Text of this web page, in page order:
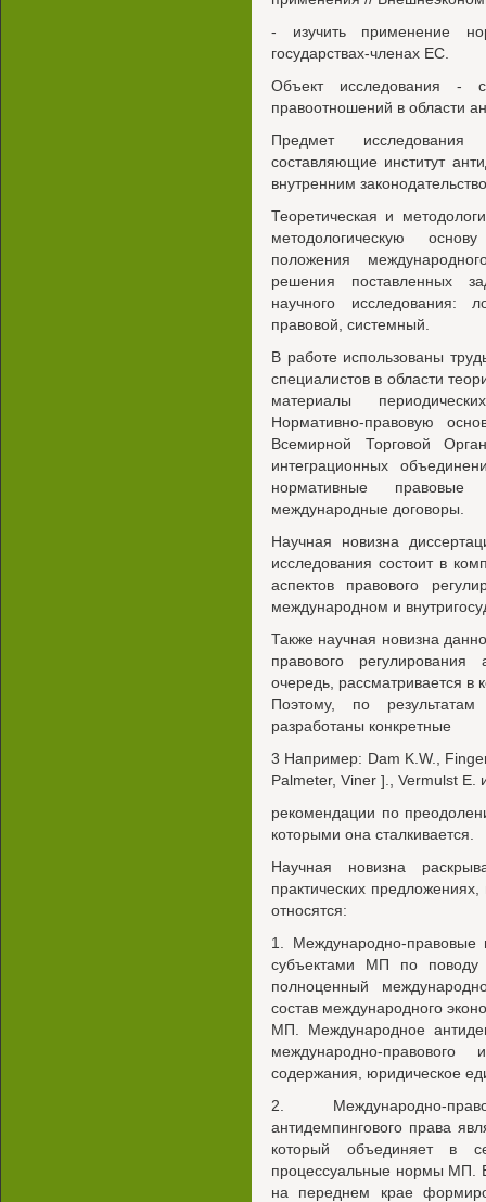
- изучить применение
государствах-членах ЕС.
Объект исследования -
правоотношений в области
Предмет
составляющие институт
внутренним
Теоретическая и
методологическую
положения
решения поставленных
научного исследования:
правовой, системный.
В работе использованы
специалистов в области
материалы
Нормативно-правовую
Всемирной Торговой
интеграционных
нормативные
международные договоры.
Научная новизна
исследования состоит в
аспектов правового
международном и
Также научная новизна
правового
очередь, рассматривается в
Поэтому, по результатам
разработаны конкретные
3 Например: Dam K.W.,
Palmeter, Viner ]., Vermulst E.
рекомендации по
которыми она сталкивается.
Научная новизна
практических
относятся:
1. Международно-
субъектами МП по поводу
полноценный
состав международного
МП. Международное
международно-правового
содержания, юридическое
2. Международно-
антидемпингового права
который объединяет в
процессуальные нормы МП.
на переднем крае